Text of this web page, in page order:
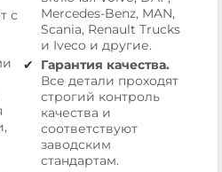
с
Mercedes-Benz, MAN,
Scania, Renault Trucks
и Iveco и другие.
Гарантия качества.
Все детали проходят
строгий контроль
качества и
соответствуют
заводским
стандартам.